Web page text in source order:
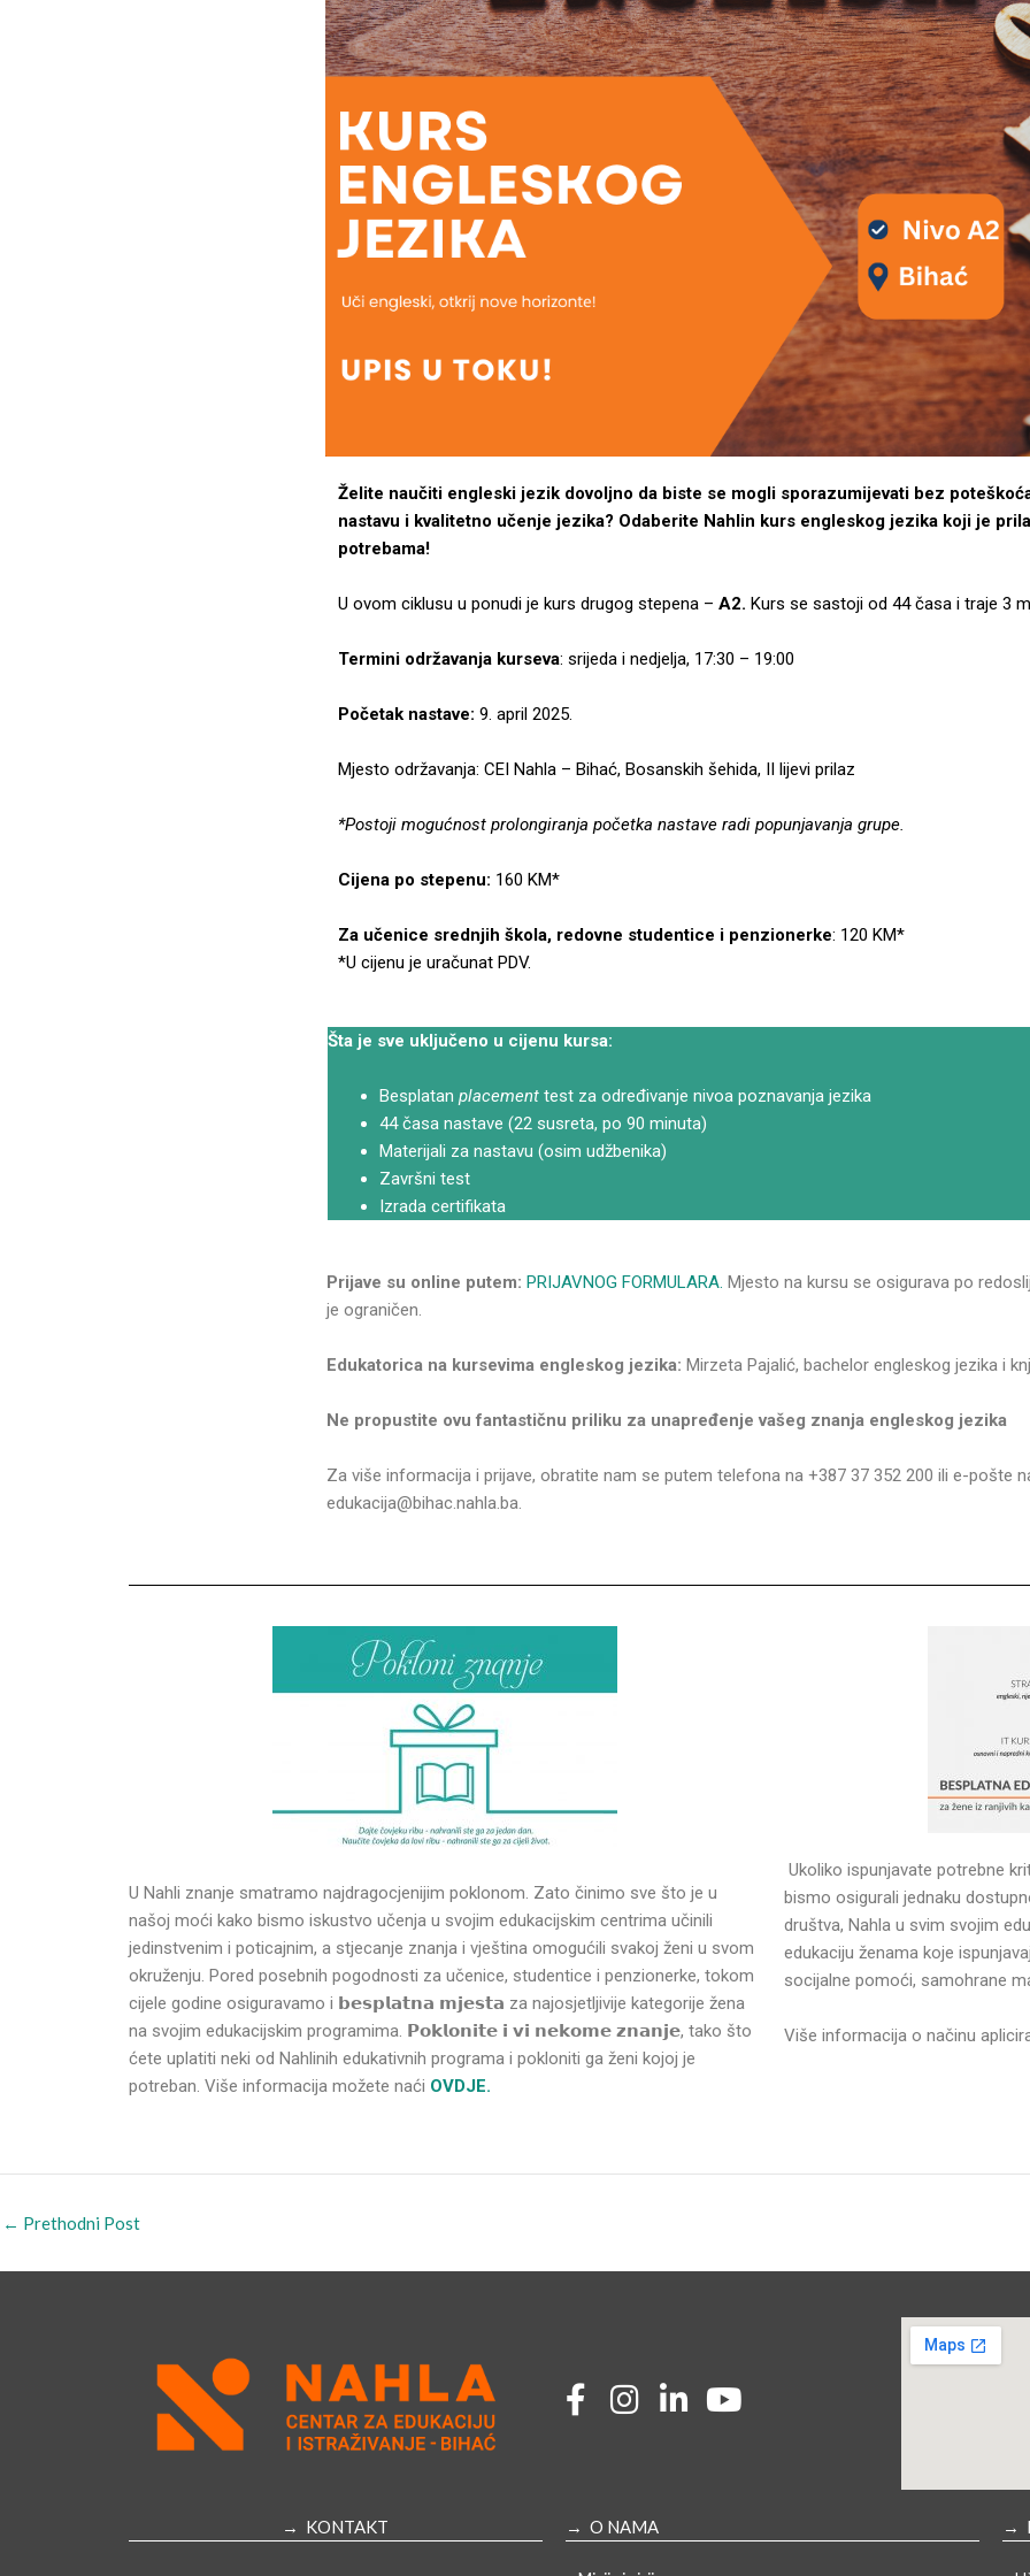
Želite naučiti engleski jezik dovoljno da biste se mogli sporazumijevati bez
nastavu i kvalitetno učenje jezika? Odaberite Nahlin kurs engleskog jezika koji je
potrebama!
U ovom ciklusu u ponudi je kurs drugog stepena – A2. Kurs se sastoji od 44 časa i traje 3
Termini održavanja kurseva: srijeda i nedjelja, 17:30 – 19:00
Početak nastave: 9. april 2025.
Mjesto održavanja: CEI Nahla – Bihać, Bosanskih šehida, II lijevi prilaz
*Postoji mogućnost prolongiranja početka nastave radi popunjavanja grupe.
Cijena po stepenu: 160 KM*
Za učenice srednjih škola, redovne studentice i penzionerke: 120 KM*
*U cijenu je uračunat PDV.
Šta je sve uključeno u cijenu kursa:
Besplatan placementtest za određivanje nivoa poznavanja jezika
44 časa nastave (22 susreta, po 90 minuta)
Materijali za nastavu (osim udžbenika)
Završni test
Izrada certifikata
Prijave su online putem: PRIJAVNOG FORMULARA. Mjesto na kursu se osigurava po
je ograničen.
Edukatorica na kursevima engleskog jezika: Mirzeta Pajalić, bachelor engleskog jezika i
Ne propustite ovu fantastičnu priliku za unapređenje vašeg znanja engleskog jezika
Za više informacija i prijave, obratite nam se putem telefona na +387 37 352 200 ili e-pošte
edukacija@bihac.nahla.ba.
U Nahli znanje smatramo najdragocjenijim poklonom. Zato činimo sve što je u
našoj moći kako bismo iskustvo učenja u svojim edukacijskim centrima učinili
jedinstvenim i poticajnim, a stjecanje znanja i vještina omogućili svakoj ženi u svom
okruženju. Pored posebnih pogodnosti za učenice, studentice i penzionerke, tokom
cijele godine osiguravamo i 𝗯𝗲𝘀𝗽𝗹𝗮𝘁𝗻𝗮 𝗺𝗷𝗲𝘀𝘁𝗮 za najosjetljivije kategorije žena
na svojim edukacijskim programima. 𝗣𝗼𝗸𝗹𝗼𝗻𝗶𝘁𝗲 𝗶 𝘃𝗶 𝗻𝗲𝗸𝗼𝗺𝗲 𝘇𝗻𝗮𝗻𝗷𝗲, tako što
ćete uplatiti neki od Nahlinih edukativnih programa i pokloniti ga ženi kojoj je
potreban. Više informacija možete naći OVDJE.
Ukoliko ispunjavate potrebne
bismo osigurali jednaku
društva, Nahla u svim svojim
edukaciju ženama koje
socijalne pomoći, samohrane
Više informacija o načinu
← Prethodni Post
→ KONTAKT → O NAMA →